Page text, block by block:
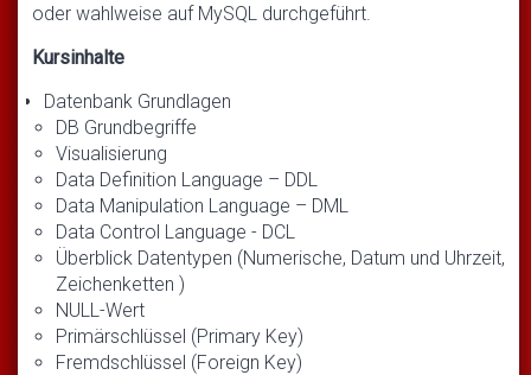
oder wahlweise auf MySQL durchgeführt.
Kursinhalte
Datenbank Grundlagen
DB Grundbegriffe
Visualisierung
Data Definition Language – DDL
Data Manipulation Language – DML
Data Control Language - DCL
Überblick Datentypen (Numerische, Datum und Uhrzeit,
Zeichenketten )
NULL-Wert
Primärschlüssel (Primary Key)
Fremdschlüssel (Foreign Key)